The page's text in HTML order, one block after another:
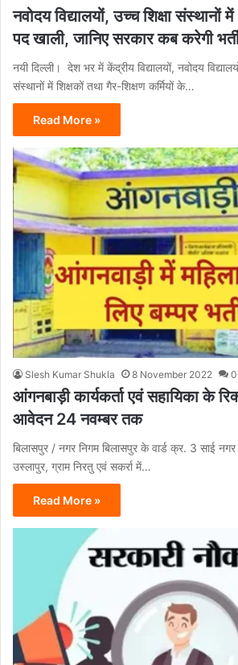
नवोदय विद्यालयों, उच्च शिक्षा
पद खाली, जानिए सरकार कब करेगी
नयी दिल्ली। देश भर में केंद्रीय विद्यालयों, नवोदय
संस्थानों में शिक्षकों तथा गैर-शिक्षण कर्मियों के…
Read More »
Slesh Kumar Shukla 8 November 2022 0
आंगनबाड़ी कार्यकर्ता एवं सहायिका के
आवेदन 24 नवम्बर तक
बिलासपुर / नगर निगम बिलासपुर के वार्ड क्र. 3 साई
उस्लापुर, ग्राम निरतु एवं सकर्रा में…
Read More »